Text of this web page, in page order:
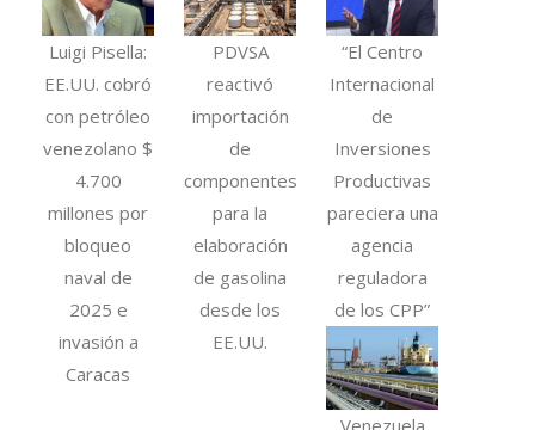
Luigi Pisella:
EE.UU. cobró
con petróleo
venezolano $
4.700
millones por
bloqueo
naval de
2025 e
invasión a
Caracas
PDVSA
reactivó
importación
de
componentes
para la
elaboración
de gasolina
desde los
EE.UU.
“El Centro
Internacional
de
Inversiones
Productivas
pareciera una
agencia
reguladora
de los CPP”